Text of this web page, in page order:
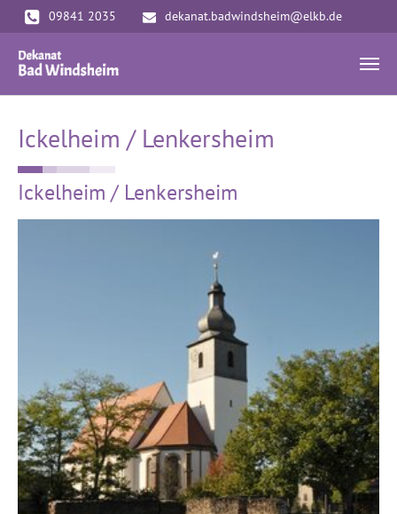
Zum Hauptinhalt springen
09841 2035 dekanat.badwindsheim@elkb.de
Ickelheim / Lenkersheim
Ickelheim / Lenkersheim